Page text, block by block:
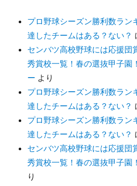
プロ野球シーズン勝利数ラン
達したチームはある？ない？
センバツ高校野球には応援団
秀賞校一覧！春の選抜甲子園！
ー より
プロ野球シーズン勝利数ラン
達したチームはある？ない？
プロ野球シーズン勝利数ラン
達したチームはある？ない？
センバツ高校野球には応援団
秀賞校一覧！春の選抜甲子園！
り